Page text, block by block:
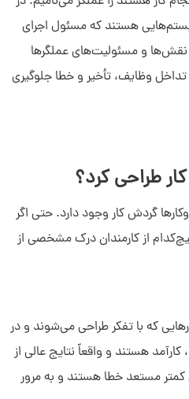
هستند که مسئول اجرای
و مسئولیت‌های عملگرها
وظایف، تأخیر و خطا جلوگیری
طراحی کرد؟
گردش کار وجود دارد. حتی اگر
از کارمندان درک مشخصی از
که با تفکر طراحی می‌شوند و در
هستند و واقعاً نتایج عالی از
مستعد خطا هستند و به مرور